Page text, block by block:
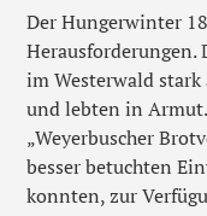
Der Hungerwinter
Herausforderungen.
im Westerwald
und lebten in
„Weyerbuscher
besser betuchten
konnten, zur